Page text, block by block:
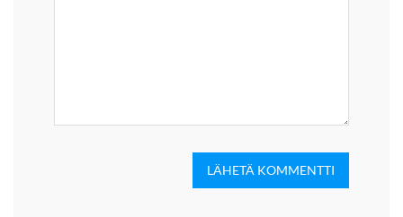
LÄHETÄ KOMMENTTI